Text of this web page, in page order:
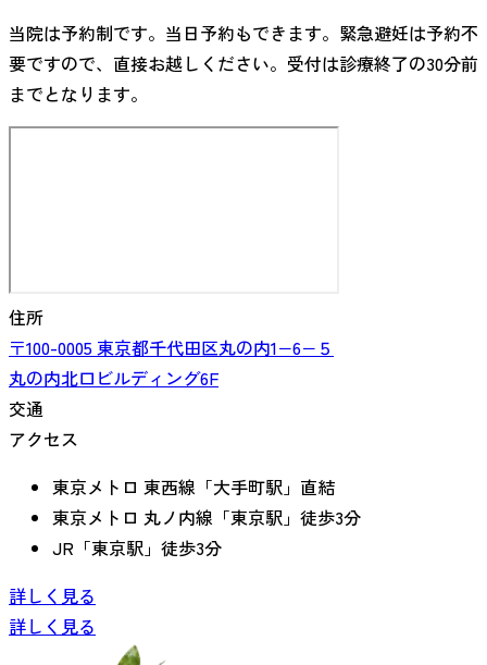
当院は予約制です。当日予約もできます。緊急避妊は予約不
要ですので、直接お越しください。受付は診療終了の30分前
までとなります。
住所
〒100-0005東京都千代田区丸の内1−6−５
丸の内北口ビルディング6F
交通
アクセス
東京メトロ 東西線「大手町駅」直結
東京メトロ 丸ノ内線「東京駅」徒歩3分
JR「東京駅」徒歩3分
詳しく見る
詳しく見る